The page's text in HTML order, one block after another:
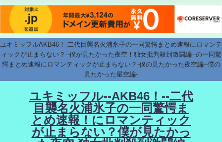
ユキミッフルAKB46！-二代目襲名火浦氷子の一同驚愕まとめ速報にロマンテ
ィックが止まらない？--僕が見たかった夜空！独女批判殺到激闘編--の一同驚
愕まとめ速報にロマンティックが止まらない？-僕の見たかった夜空編--僕の
見たかった星空編-
ユキミッフル--AKB46！--二代
目襲名火浦氷子の一同驚愕ま
とめ速報！にロマンティック
が止まらない？僕が見たかっ